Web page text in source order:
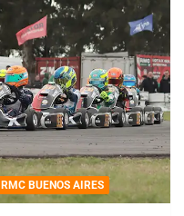
RMC BUENOS AIRES